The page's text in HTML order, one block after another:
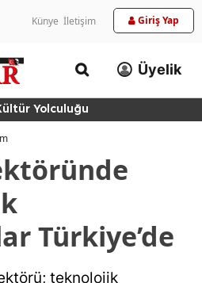
Künye İletişim Giriş Yap
Üyelik
Yolculuğu
Türkiye’de
teknolojik